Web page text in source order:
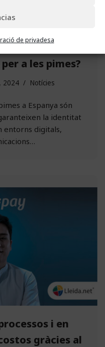
de privadesa
digitals i per
a les pimes?
2024 Notícies
a Espanya són
la identitat
entorns digitals,
i en
gràcies al